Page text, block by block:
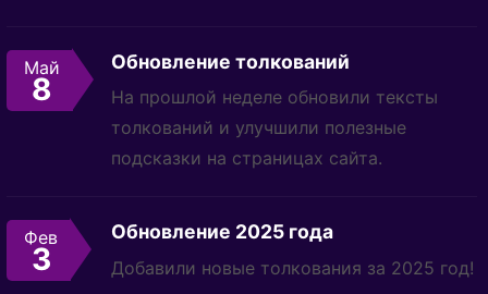
Май
8
Обновление толкований
На прошлой неделе обновили тексты
толкований и улучшили полезные
подсказки на страницах сайта.
Фев
3
Обновление 2025 года
Добавили новые толкования за 2025 год!